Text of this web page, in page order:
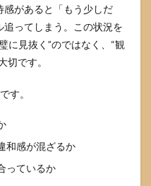
があると「もう少しだ
ってしまう。この状況を
に見抜く”のではなく、“観
切です。
す。
和感が混ざるか
っているか